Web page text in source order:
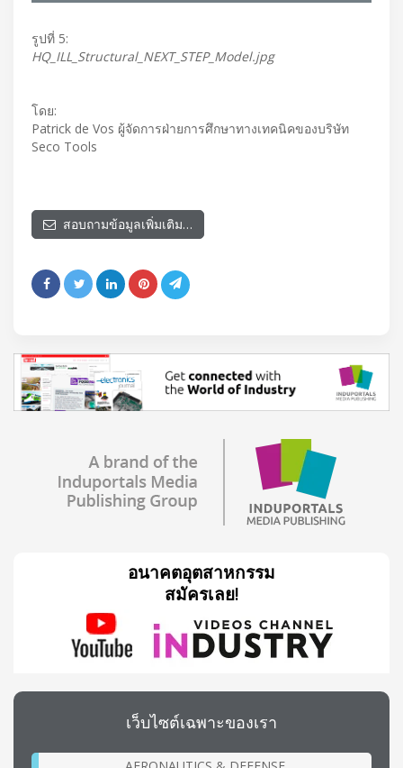
รูปที่ 5:
HQ_ILL_Structural_NEXT_STEP_Model.jpg
โดย:
Patrick de Vos ผู้จัดการฝ่ายการศึกษาทางเทคนิคของบริษัท
Seco Tools
สอบถามข้อมูลเพิ่มเติม…
อนาคตอุตสาหกรรม
สมัครเลย!
เว็บไซต์เฉพาะของเรา